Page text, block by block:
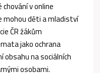
v online
mohou děti a mladiství
ČR žákům
jako ochrana
obsahu na sociálních
osobami.